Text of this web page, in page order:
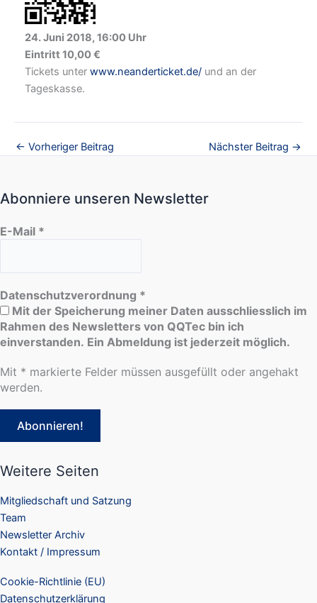
24. Juni 2018, 16:00 Uhr
Eintritt 10,00 €
Tickets unter www.neanderticket.de/ und an der
Tageskasse.
← Vorheriger Beitrag Nächster Beitrag →
Abonniere unseren Newsletter
E-Mail *
Datenschutzverordnung *
Mit der Speicherung meiner Daten ausschliesslich im
Rahmen des Newsletters von QQTec bin ich
einverstanden. Ein Abmeldung ist jederzeit möglich.
Mit * markierte Felder müssen ausgefüllt oder angehakt
werden.
Weitere Seiten
Mitgliedschaft und Satzung
Team
Newsletter Archiv
Kontakt / Impressum
Cookie-Richtlinie (EU)
Datenschutzerklärung